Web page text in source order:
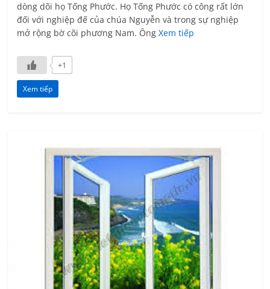
dòng dõi họ Tống Phước. Họ Tống Phước có công rất lớn
đối với nghiệp đế của chúa Nguyễn và trong sự nghiệp
mở rộng bờ cõi phương Nam. ÔngXem tiếp
+1
Xem tiếp